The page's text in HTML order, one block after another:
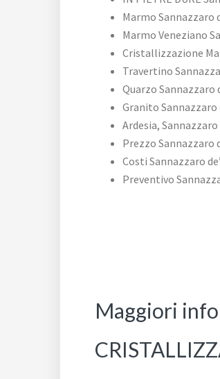
Marmo Sannazzaro
Marmo Veneziano
Cristallizzazione
Travertino
Quarzo Sannazzaro
Granito Sannazzaro
Ardesia, Sannazzaro
Prezzo Sannazzaro
Costi Sannazzaro
Preventivo
Maggiori